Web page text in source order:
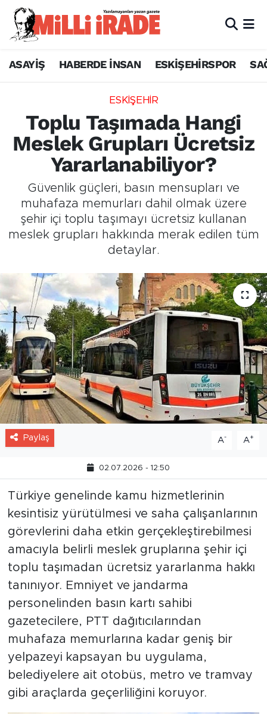
ASAYİŞ HABERDE İNSAN ESKİŞEHİRSPOR
ESKİŞEHİR
Toplu Taşımada Hangi
Meslek Grupları Ücretsiz
Yararlanabiliyor?
Güvenlik güçleri, basın mensupları ve
muhafaza memurları dahil olmak üzere
şehir içi toplu taşımayı ücretsiz kullanan
meslek grupları hakkında merak edilen tüm
detaylar.
Paylaş A- A+
02.07.2026 - 12:50
Türkiye genelinde kamu hizmetlerinin
kesintisiz yürütülmesi ve saha çalışanlarının
görevlerini daha etkin gerçekleştirebilmesi
amacıyla belirli meslek gruplarına şehir içi
toplu taşımadan ücretsiz yararlanma hakkı
tanınıyor. Emniyet ve jandarma
personelinden basın kartı sahibi
gazetecilere, PTT dağıtıcılarından
muhafaza memurlarına kadar geniş bir
yelpazeyi kapsayan bu uygulama,
belediyelere ait otobüs, metro ve tramvay
gibi araçlarda geçerliliğini koruyor.